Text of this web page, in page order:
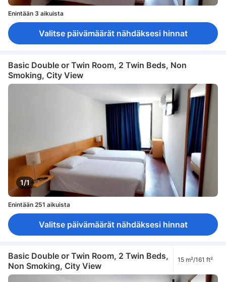
Enintään 3 aikuista
Valitse päivämäärät nähdäksesi hinnat
Basic Double or Twin Room, 2 Twin Beds, Non
Smoking, City View
1/1
Enintään 251 aikuista
Valitse päivämäärät nähdäksesi hinnat
Basic Double or Twin Room, 2 Twin Beds,
Non Smoking, City View
15 m²/161 ft²